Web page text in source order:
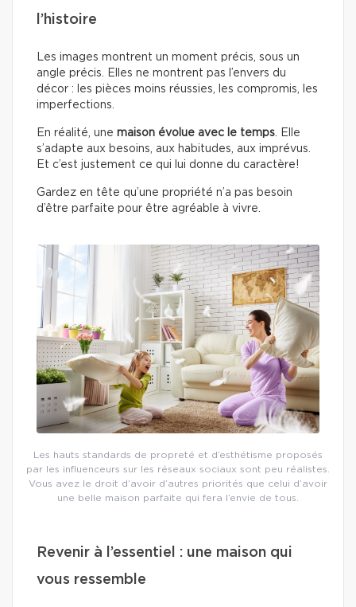
l’histoire
Les images montrent un moment précis, sous un
angle précis. Elles ne montrent pas l’envers du
décor : les pièces moins réussies, les compromis, les
imperfections.
En réalité, une maison évolue avec le temps . Elle
s’adapte aux besoins, aux habitudes, aux imprévus.
Et c’est justement ce qui lui donne du caractère!
Gardez en tête qu’une propriété n’a pas besoin
d’être parfaite pour être agréable à vivre.
Les hauts standards de propreté et d’esthétisme proposés
par les influenceurs sur les réseaux sociaux sont peu réalistes.
Vous avez le droit d’avoir d’autres priorités que celui d’avoir
une belle maison parfaite qui fera l’envie de tous.
Revenir à l’essentiel : une maison qui
vous ressemble